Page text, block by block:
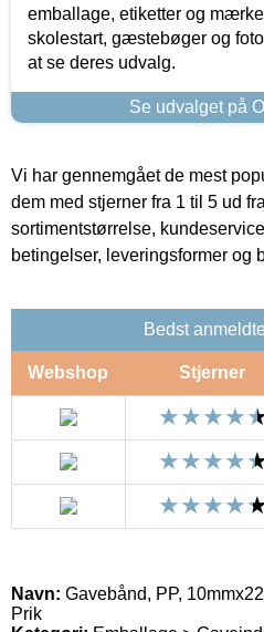
emballage, etiketter og
skolestart, gæstebøger og
at se deres udvalg.
Se udvalget på
Vi har gennemgået de mest
dem med stjerner fra 1 til 5 ud
sortimentstørrelse,
betingelser, leveringsformer og
Bedst
Webshop Stjerner
Navn: Gavebånd, PP,
Prik